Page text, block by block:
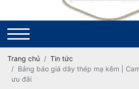
Trang chủ
Tin tức
Bảng báo giá dây thép mạ kẽm |
ưu đãi